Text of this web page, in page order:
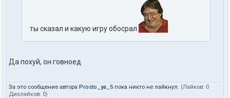
ты сказал и какую игру обосрал
Да похуй, он говноед
За это сообщение автора Prosto_ya_5 пока никто не лайкнул. (Лайков: 0 ·
Дизлайков: 0)